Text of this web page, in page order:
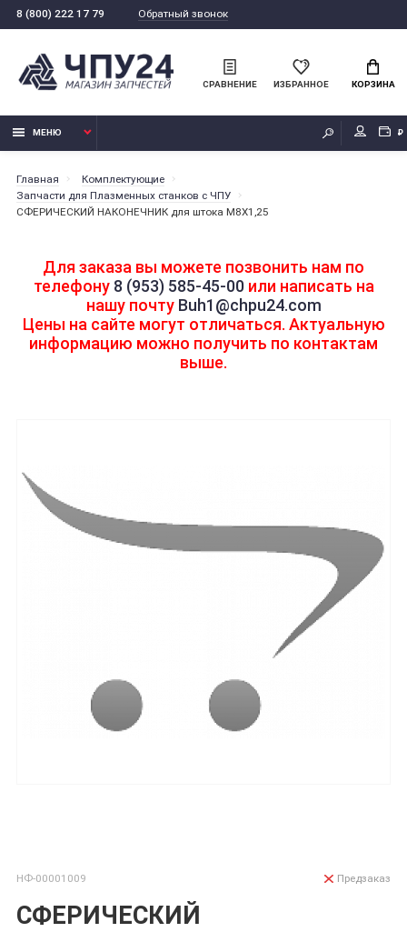
8 (800) 222 17 79 Обратный звонок
СРАВНЕНИЕ ИЗБРАННОЕ КОРЗИНА
МЕНЮ ₽
Главная
Комплектующие
Запчасти для Плазменных станков с ЧПУ
СФЕРИЧЕСКИЙ НАКОНЕЧНИК для штока M8Х1,25
Для заказа вы можете позвонить нам по
телефону 8 (953) 585-45-00или написать на
нашу почту Buh1@chpu24.com
Цены на сайте могут отличаться. Актуальную
информацию можно получить по контактам
выше.
НФ-00001009
СФЕРИЧЕСКИЙ
Предзаказ